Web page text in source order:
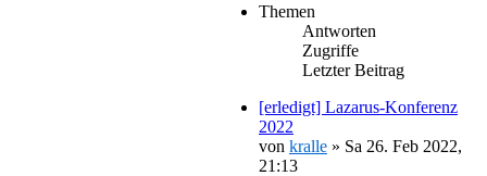
Themen
Antworten
Zugriffe
Letzter Beitrag
[erledigt] Lazarus-Konferenz
2022
von kralle » Sa 26. Feb 2022,
21:13